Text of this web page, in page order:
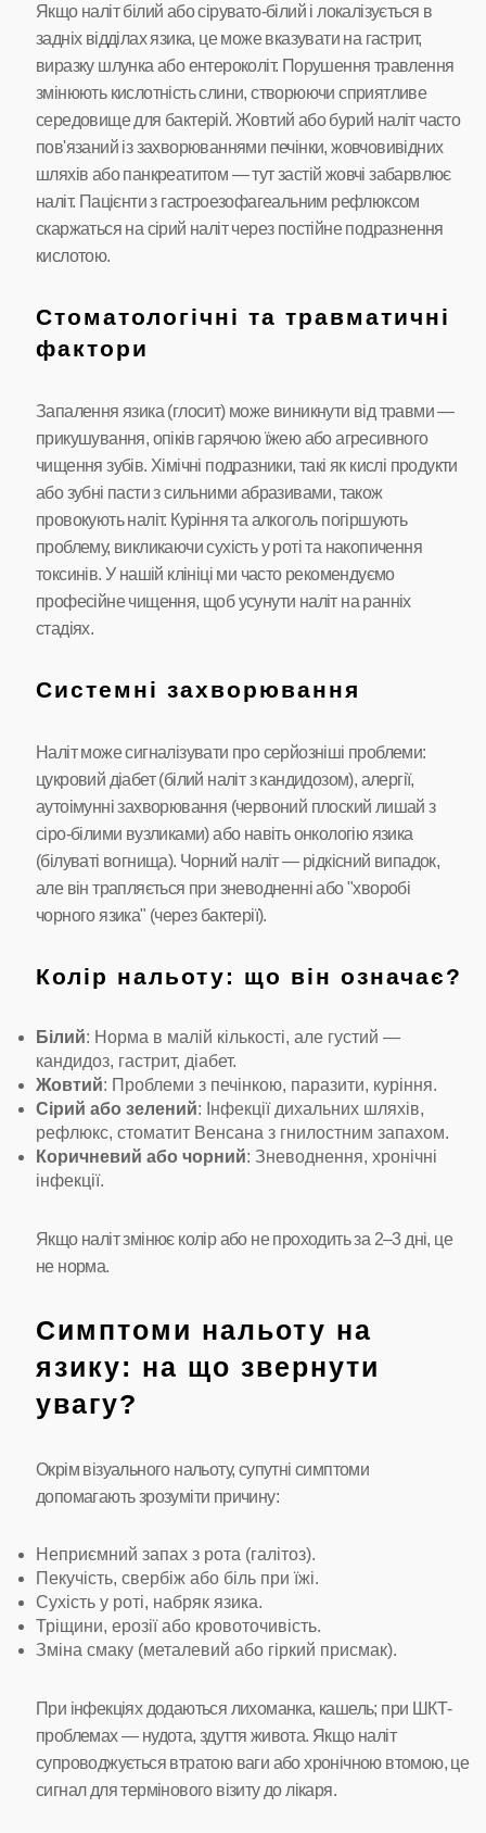
Якщо наліт білий або сірувато-білий і локалізується в
задніх відділах язика, це може вказувати на гастрит,
виразку шлунка або ентероколіт. Порушення травлення
змінюють кислотність слини, створюючи сприятливе
середовище для бактерій. Жовтий або бурий наліт часто
пов'язаний із захворюваннями печінки, жовчовивідних
шляхів або панкреатитом — тут застій жовчі забарвлює
наліт. Пацієнти з гастроезофагеальним рефлюксом
скаржаться на сірий наліт через постійне подразнення
кислотою.
Стоматологічні та травматичні
фактори
Запалення язика (глосит) може виникнути від травми —
прикушування, опіків гарячою їжею або агресивного
чищення зубів. Хімічні подразники, такі як кислі продукти
або зубні пасти з сильними абразивами, також
провокують наліт. Куріння та алкоголь погіршують
проблему, викликаючи сухість у роті та накопичення
токсинів. У нашій клініці ми часто рекомендуємо
професійне чищення, щоб усунути наліт на ранніх
стадіях.
Системні захворювання
Наліт може сигналізувати про серйозніші проблеми:
цукровий діабет (білий наліт з кандидозом), алергії,
аутоімунні захворювання (червоний плоский лишай з
сіро-білими вузликами) або навіть онкологію язика
(білуваті вогнища). Чорний наліт — рідкісний випадок,
але він трапляється при зневодненні або "хворобі
чорного язика" (через бактерії).
Колір нальоту: що він означає?
Білий: Норма в малій кількості, але густий —
кандидоз, гастрит, діабет.
Жовтий: Проблеми з печінкою, паразити, куріння.
Сірий або зелений: Інфекції дихальних шляхів,
рефлюкс, стоматит Венсана з гнилостним запахом.
Коричневий або чорний: Зневоднення, хронічні
інфекції.
Якщо наліт змінює колір або не проходить за 2–3 дні, це
не норма.
Симптоми нальоту на
язику: на що звернути
увагу?
Окрім візуального нальоту, супутні симптоми
допомагають зрозуміти причину:
Неприємний запах з рота (галітоз).
Пекучість, свербіж або біль при їжі.
Сухість у роті, набряк язика.
Тріщини, ерозії або кровоточивість.
Зміна смаку (металевий або гіркий присмак).
При інфекціях додаються лихоманка, кашель; при ШКТ-
проблемах — нудота, здуття живота. Якщо наліт
супроводжується втратою ваги або хронічною втомою, це
сигнал для термінового візиту до лікаря.